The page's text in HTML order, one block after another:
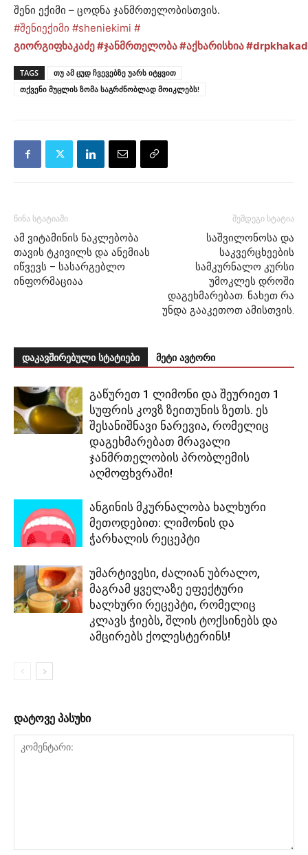
შენი ექიმი – ცოდნა ჯანმრთელობისთვის.
#შენიექიმი #sheniekimi #
გიორგიფხაკაძე#ჯანმრთელობა#აქხარისხია
TAGS
თუ ამ ცუდ ჩვევებზე უარს იტყვით
თქვენი მუცლის ზომა საგრძნობლად მოიკლებს!
წინა სტატიაში
ამ ვიტამინის ნაკლებობა
თავის ტკივილს და ანემიას
იწვევს – სასარგებლო
ინფორმაციაა
შემდეგი სტატია
საშვილონოსა და
საკვერცხეების
სამკურნალო კურსი
უმოკლეს დროში
დაგეხმარებათ. ნახეთ რა
უნდა გააკეთოთ ამისთვის.
დაკავშირებული სტატიები მეტი ავტორი
გაწურეთ 1 ლიმონი და შეურიეთ 1
სუფრის კოვზ ზეითუნის ზეთს. ეს
შესანიშნავი ნარევია, რომელიც
დაგეხმარებათ მრავალი
ჯანმრთელობის პრობლემის
აღმოფხვრაში!
ანგინის მკურნალობა ხალხური
მეთოდებით: ლიმონის და
ჭარხალის რეცეპტი
უმარტივესი, ძალიან უბრალო,
მაგრამ ყველაზე ეფექტური
ხალხური რეცეპტი, რომელიც
კლავს ჭიებს, შლის ტოქსინებს და
ამცირებს ქოლესტერინს!
დატოვე პასუხი